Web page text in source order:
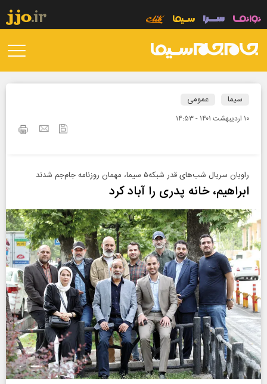
سیما عمومی
۱۰ ارديبهشت ۱۴۰۱ - ۱۴:۵۳
راویان سریال شب‌های قدر شبکه۵ سیما، مهمان روزنامه جام‌جم شدند
ابراهیم، خانه پدری را آباد کرد